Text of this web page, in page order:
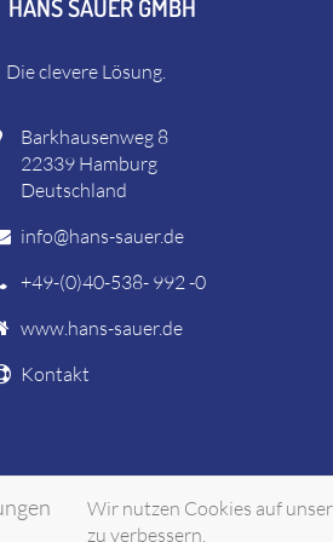
HANS SAUER GMBH
Die clevere Lösung.
Barkhausenweg 8
22339 Hamburg
Deutschland
info@hans-sauer.de
+49-(0)40-538- 992 -0
www.hans-sauer.de
Kontakt
Wir nutzen Cookies auf
zu verbessern.